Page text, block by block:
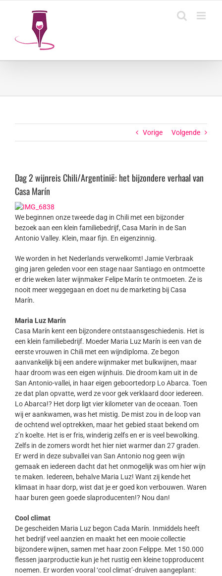
Vorige Volgende
Dag 2 wijnreis Chili/Argentinië: het bijzondere verhaal van
Casa Marín
We beginnen onze tweede dag in Chili met een bijzonder
bezoek aan een klein familiebedrijf, Casa Marín in de San
Antonio Valley. Klein, maar fijn. En eigenzinnig.
We worden in het Nederlands verwelkomt! Jamie Verbraak
ging jaren geleden voor een stage naar Santiago en ontmoette
er drie weken later wijnmaker Felipe Marín te ontmoeten. Ze is
nooit meer weggegaan en doet nu de marketing bij Casa
Marín.
Maria Luz Marín
Casa Marín kent een bijzondere ontstaansgeschiedenis. Het is
een klein familiebedrijf. Moeder Maria Luz Marín is een van de
eerste vrouwen in Chili met een wijndiploma. Ze begon
aanvankelijk bij een andere wijnmaker met bulkwijnen, maar
haar droom was een eigen wijnhuis. Die droom kam uit in de
San Antonio-vallei, in haar eigen geboortedorp Lo Abarca. Toen
ze dat plan opvatte, werd ze voor gek verklaard door iedereen.
Lo Abarca!? Het dorp ligt vier kilometer van de oceaan. Toen
wij er aankwamen, was het mistig. De mist zou in de loop van
de ochtend wel optrekken, maar het gebied staat bekend om
z’n koelte. Het is er fris, winderig zelfs en er is veel bewolking.
Zelfs in de zomers wordt het hier niet warmer dan 27 graden.
Er werd in deze subvallei van San Antonio nog geen wijn
gemaak en iedereen dacht dat het onmogelijk was om hier wijn
te maken. Iedereen, behalve Maria Luz! Want zij kende het
klimaat in haar dorp, wist dat je er goed kon verbouwen. Waren
haar buren geen goede slaproducenten!? Nou dan!
Cool climat
De gescheiden Maria Luz begon Cada Marín. Inmiddels heeft
het bedrijf veel aanzien en maakt het een mooie collectie
bijzondere wijnen, samen met haar zoon Felippe. Met 150.000
flessen jaarproductie kun je het rustig een kleine topproducent
noemen. Er worden vooral ‘cool climat’-druiven aangeplant: